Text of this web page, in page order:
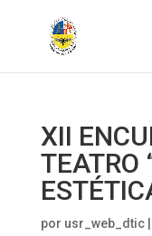
XII
TEATRO
por usr_web_dtic|